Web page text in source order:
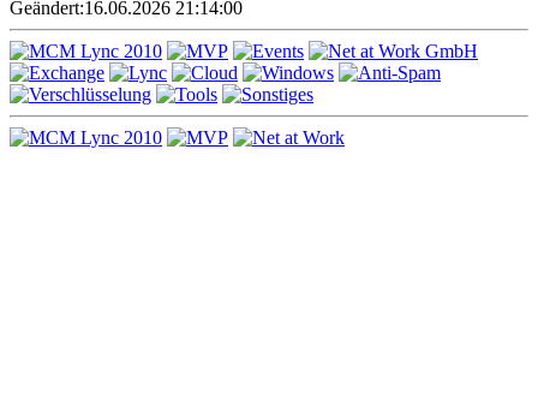
Geändert:16.06.2026 21:14:00